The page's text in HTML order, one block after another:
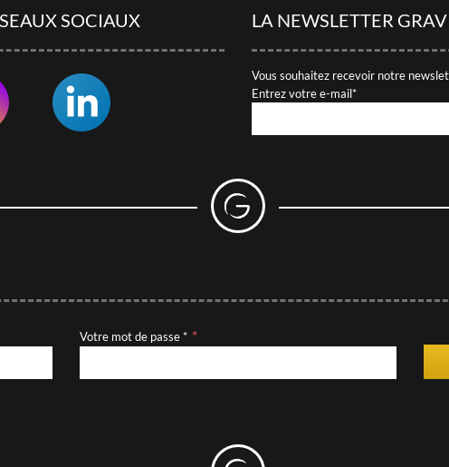
SOCIAUX LA NEWSLETTER
Vous souhaitez recevoir notre
Entrez votre e-mail*
Votre mot de passe *